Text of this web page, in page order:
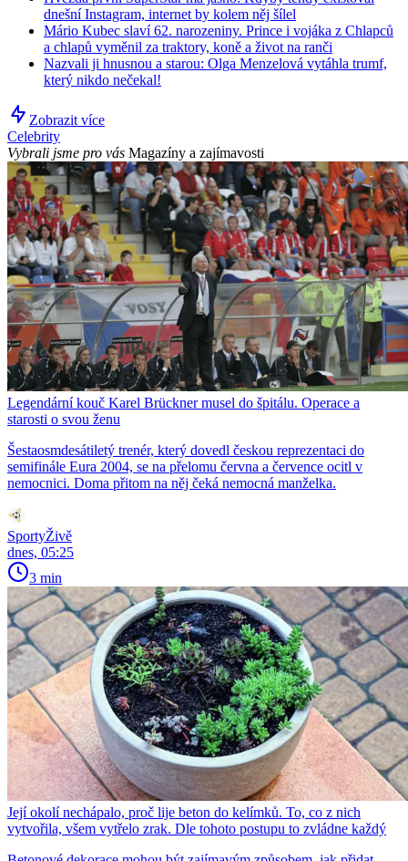
dnešní Instagram, internet by kolem něj šílel
Mário Kubec slaví 62. narozeniny. Prince i vojáka z Chlapců
a chlapů vyměnil za traktory, koně a život na ranči
Nazvali ji hnusnou a starou: Olga Menzelová vytáhla trumf,
který nikdo nečekal!
Zobrazit více
Celebrity
Vybrali jsme pro vás Magazíny a zajímavosti
Legendární kouč Karel Brückner musel do špitálu. Operace a
starosti o svou ženu
Šestaosmdesátiletý trenér, který dovedl českou reprezentaci do
semifinále Eura 2004, se na přelomu června a července ocitl v
nemocnici. Doma přitom na něj čeká nemocná manželka.
SportyŽivě
dnes, 05:25
3 min
Její okolí nechápalo, proč lije beton do kelímků. To, co z nich
vytvořila, všem vytřelo zrak. Dle tohoto postupu to zvládne každý